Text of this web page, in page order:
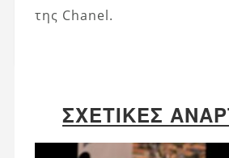
της Chanel.
ΣΧΕΤΙΚΈΣ